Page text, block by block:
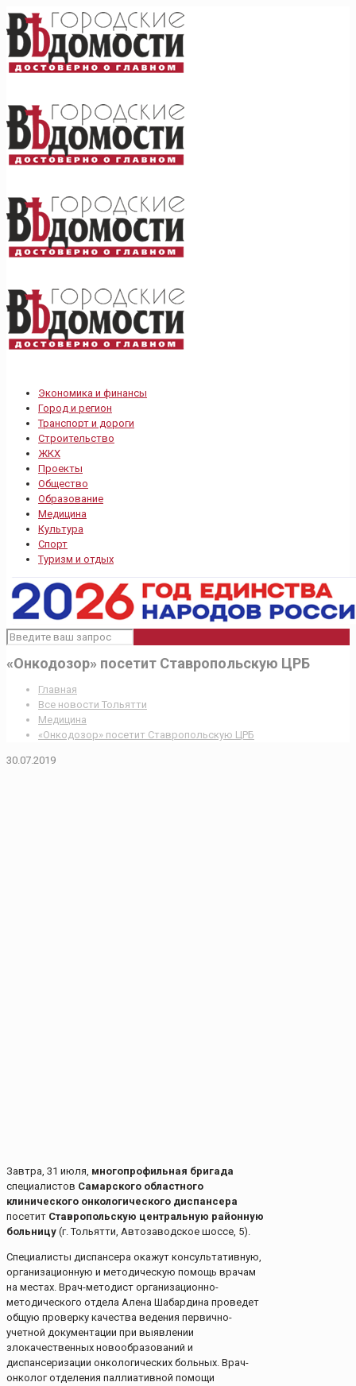
Экономика и финансы
Город и регион
Транспорт и дороги
Строительство
ЖКХ
Проекты
Общество
Образование
Медицина
Культура
Спорт
Туризм и отдых
«Онкодозор» посетит Ставропольскую ЦРБ
Главная
Все новости Тольятти
Медицина
«Онкодозор» посетит Ставропольскую ЦРБ
30.07.2019
Завтра, 31 июля, многопрофильная бригада
специалистов Самарского областного
клинического онкологического диспансера
посетит Ставропольскую центральную районную
больницу (г. Тольятти, Автозаводское шоссе, 5).
Специалисты диспансера окажут консультативную,
организационную и методическую помощь врачам
на местах. Врач-методист организационно-
методического отдела Алена Шабардина проведет
общую проверку качества ведения первично-
учетной документации при выявлении
злокачественных новообразований и
диспансеризации онкологических больных. Врач-
онколог отделения паллиативной помощи